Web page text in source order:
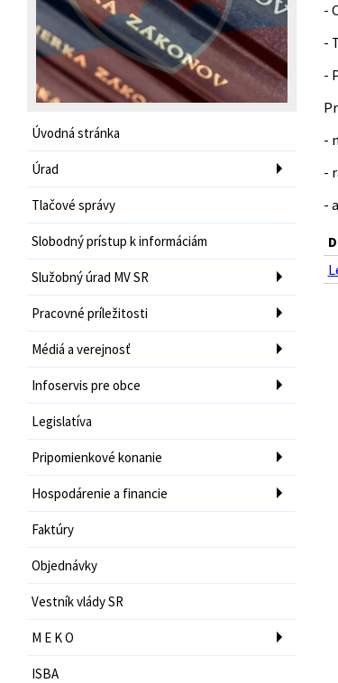
Úvodná stránka
Úrad
Tlačové správy
Slobodný prístup k informáciám
Služobný úrad MV SR
Pracovné príležitosti
Médiá a verejnosť
Infoservis pre obce
Legislatíva
Pripomienkové konanie
Hospodárenie a financie
Faktúry
Objednávky
Vestník vlády SR
M E K O
ISBA
-
-
-
-
-
-